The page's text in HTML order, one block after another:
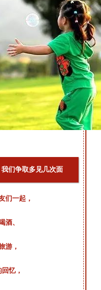
们争取多见几次面
们一起，
酒、
游，
忆，